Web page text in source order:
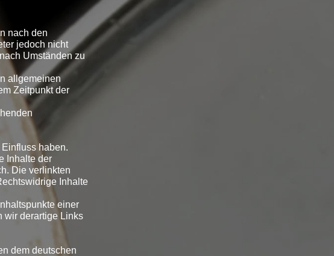
nach den
jedoch nicht
Umständen zu
allgemeinen
Zeitpunkt der
haben.
Inhalte der
Die verlinkten
Inhalte
einer
wir derartige Links
dem deutschen